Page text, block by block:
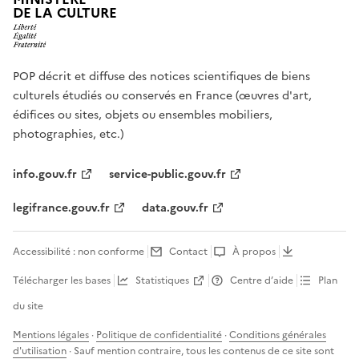
DE LA CULTURE
POP décrit et diffuse des notices scientifiques de biens
culturels étudiés ou conservés en France (œuvres d'art,
édifices ou sites, objets ou ensembles mobiliers,
photographies, etc.)
info.gouv.fr
service-public.gouv.fr
legifrance.gouv.fr
data.gouv.fr
Accessibilité : non conforme Contact
À propos
Télécharger les bases
Statistiques Centre d’aide
Plan
du site
Mentions légales · Politique de confidentialité ·Conditions générales
d'utilisation · Sauf mention contraire, tous les contenus de ce site sont